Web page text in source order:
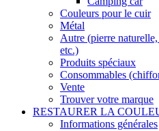
Couleurs pour le cuir
Métal
Autre (pierre
etc.)
Produits spéciaux
Consommables
Vente
Trouver votre marque
RESTAURER LA
Informations générales